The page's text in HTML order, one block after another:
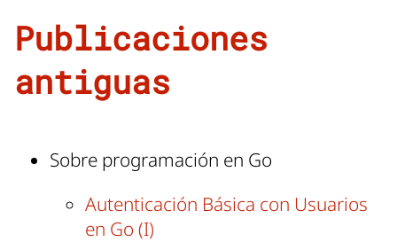
Publicaciones
antiguas
Sobre programación en Go
Autenticación Básica con Usuarios
en Go (I)